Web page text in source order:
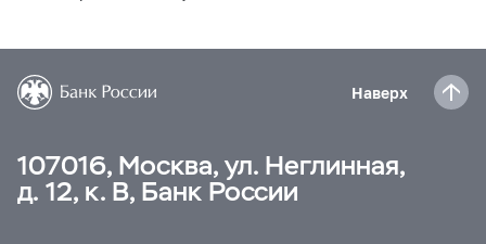
Наверх
107016, Москва, ул. Неглинная,
д. 12, к. В, Банк России